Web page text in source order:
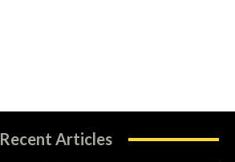
Recent Articles